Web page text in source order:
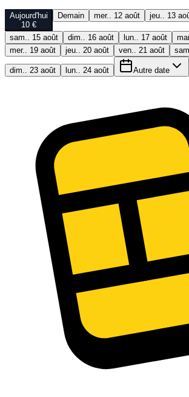
Aujourd'hui
10 €
Demain mer.. 12 août jeu.. 13
sam.. 15 août dim.. 16 août lun.. 17 août
mer.. 19 août
jeu.. 20 août ven.. 21 août
dim.. 23 août lun.. 24 août Autre date